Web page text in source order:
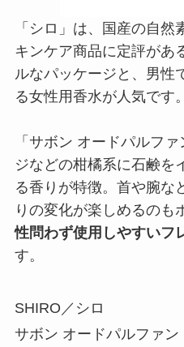
す。
SHIRO／シロ
商品詳
品質もラッピングも完